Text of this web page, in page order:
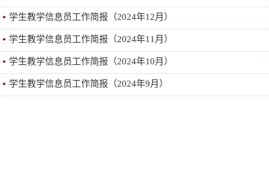
学生教学信息员工作简报（2024年12月）
学生教学信息员工作简报（2024年11月）
学生教学信息员工作简报（2024年10月）
学生教学信息员工作简报（2024年9月）